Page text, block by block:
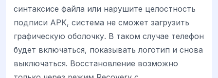
синтаксисе файла или нарушите целостность
подписи APK, система не сможет загрузить
графическую оболочку. В таком случае телефон
будет включаться, показывать логотип и снова
выключаться. Восстановление возможно